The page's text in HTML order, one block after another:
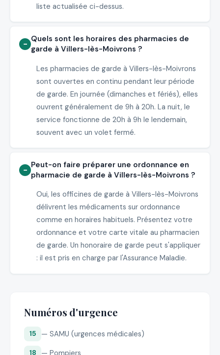
liste actualisée ci-dessus.
Quels sont les horaires des pharmacies de
garde à Villers-lès-Moivrons ?
Les pharmacies de garde à Villers-lès-Moivrons
sont ouvertes en continu pendant leur période
de garde. En journée (dimanches et fériés), elles
ouvrent généralement de 9h à 20h. La nuit, le
service fonctionne de 20h à 9h le lendemain,
souvent avec un volet fermé.
Peut-on faire préparer une ordonnance en
pharmacie de garde à Villers-lès-Moivrons ?
Oui, les officines de garde à Villers-lès-Moivrons
délivrent les médicaments sur ordonnance
comme en horaires habituels. Présentez votre
ordonnance et votre carte vitale au pharmacien
de garde. Un honoraire de garde peut s'appliquer
: il est pris en charge par l'Assurance Maladie.
Numéros d'urgence
15 — SAMU (urgences médicales)
18 — Pompiers